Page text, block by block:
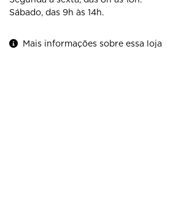
Sábado, das 9h às 14h.
Mais informações sobre essa loja